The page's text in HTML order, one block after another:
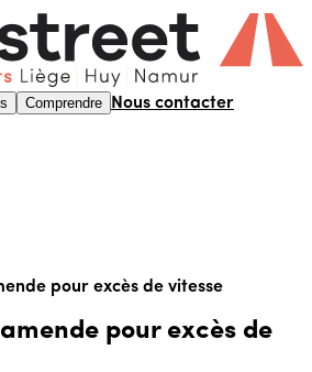
Comprendre Nous contacter
pour excès de vitesse
pour excès de